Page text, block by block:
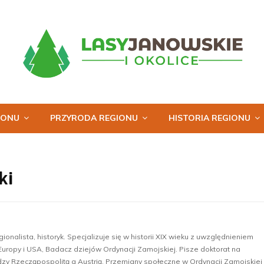
PRZYRODA REGIONU HISTORIA REGIONU
historyk. Specjalizuje się w historii XIX wieku z uwzględnieniem
i USA, Badacz dziejów Ordynacji Zamojskiej. Pisze doktorat na
Rzecząpospolitą a Austrią. Przemiany społeczne w Ordynacji Zamojskiej